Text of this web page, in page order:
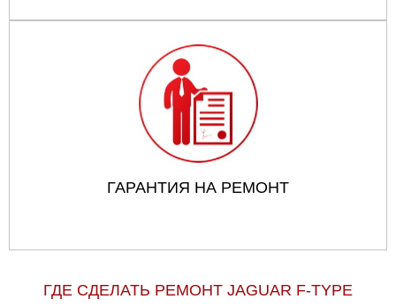
ГАРАНТИЯ НА РЕМОНТ
ГДЕ СДЕЛАТЬ РЕМОНТ JAGUAR F-TYPE